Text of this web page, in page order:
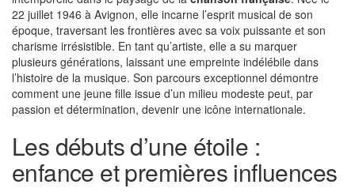
22 juillet 1946 à Avignon, elle incarne l’esprit musical de son
époque, traversant les frontières avec sa voix puissante et son
charisme irrésistible. En tant qu’artiste, elle a su marquer
plusieurs générations, laissant une empreinte indélébile dans
l’histoire de la musique. Son parcours exceptionnel démontre
comment une jeune fille issue d’un milieu modeste peut, par
passion et détermination, devenir une icône internationale.
Les débuts d’une étoile :
enfance et premières influences